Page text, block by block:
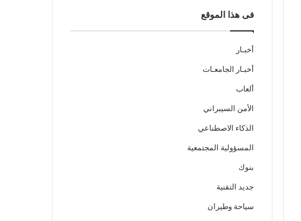
فى هذا الموقع
أخبـار
أخبـار الجامعـات
ألعاب
الأمن السيبراني
الذكاء الاصطناعي
المسؤولية المجتمعية
بنوك
جديد التقنية
سياحة وطيران